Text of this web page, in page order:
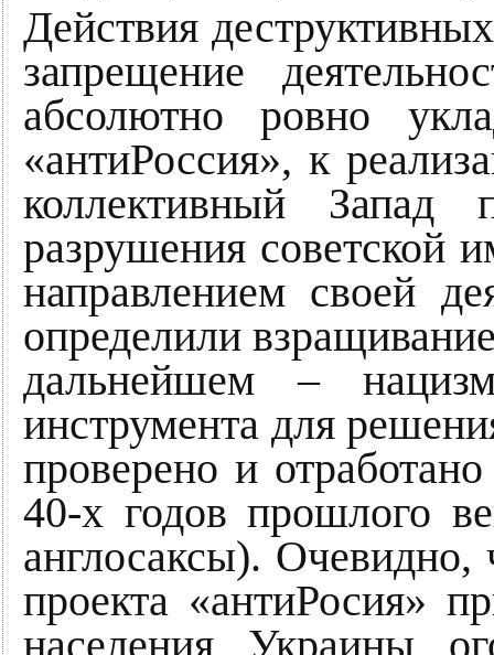
Действия
запрещение
абсолютно ровно
«антиРоссия», к
коллективный Запад
разрушения советской
направлением своей
определили
дальнейшем –
инструмента для
проверено и
40-х годов прошлого
англосаксы). Очевидно,
проекта «антиРосия»
населения Украины